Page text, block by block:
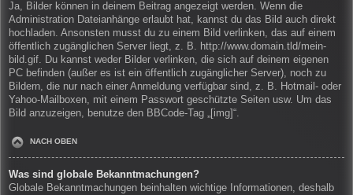
Ja, Bilder können in deinem Beitrag angezeigt werden. Wenn die
Administration Dateianhänge erlaubt hat, kannst du das Bild auch direkt
hochladen. Ansonsten musst du zu einem Bild verlinken, das auf einem
öffentlich zugänglichen Server liegt, z. B. http://www.domain.tld/mein-
bild.gif. Du kannst weder Bilder verlinken, die sich auf deinem eigenen
PC befinden (außer es ist ein öffentlich zugänglicher Server), noch zu
Bildern, die nur nach einer Anmeldung verfügbar sind, z. B. Hotmail- oder
Yahoo-Mailboxen, mit einem Passwort geschützte Seiten usw. Um das
Bild anzuzeigen, benutze den BBCode-Tag „[img]“.
NACH OBEN
Was sind globale Bekanntmachungen?
Globale Bekanntmachungen beinhalten wichtige Informationen, deshalb